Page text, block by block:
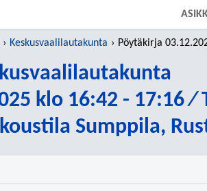
Keskusvaalilautakunta Pöytäkirja 03.12.2025 klo
klo 16:42 - 17:16 ⁄
Sumppila,